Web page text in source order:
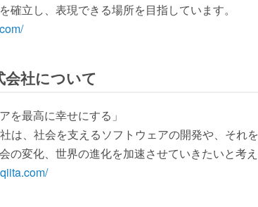
確立し、表現できる場所を目指しています。
会社について
を最高に幸せにする」
は、社会を支えるソフトウェアの開発や、それ
の変化、世界の進化を加速させていきたいと考え